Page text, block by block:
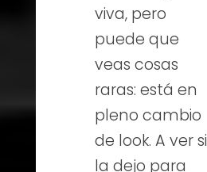
viva, pero
puede que
veas cosas
raras: está en
pleno cambio
de look. A ver si
la dejo para